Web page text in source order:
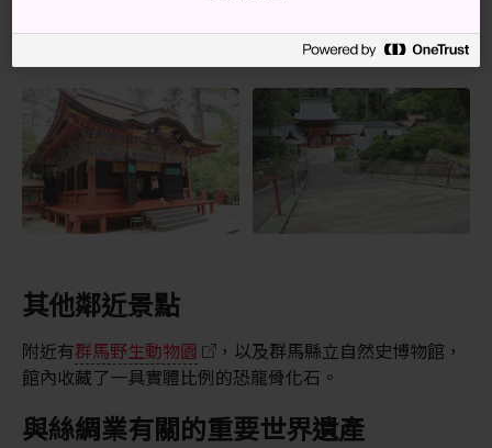
其他鄰近景點
附近有群馬野生動物園
，以及群馬縣立自然史博物館，
館內收藏了一具實體比例的恐龍骨化石。
與絲綢業有關的重要世界遺產